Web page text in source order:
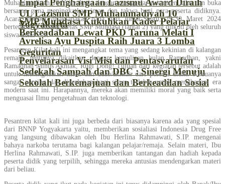
UL Lazismu SMP Muhammadiyah 10
Yogyakarta
SMP Muhdasa Kukuhkan Kader Pelajar
Berkeadaban Lewat PKD Taruna Melati I
Avrelisa Ayu Puspita Raih Juara 3 Lomba
Geguritan
Penyelarasan Visi Misi dan Pentasyarufan
Sedekah Sampah dan DBC : Sinergi Menuju
Sekolah Berkemajuan dan Berkeadilan Sosial
Muhammadiyah 10 Yogyakarta dengan menggelar pesantren kilat dan buka
bersama guna meningkatkan iman dan takwa bagi para peserta didiknya.
Acara tersebut dilaksanakan pada hari Jumat-Sabtu, 29-30 Maret 2024
bertempat di Ruang Kelas SMP Muhdasa (lantai 2) yang diikuti oleh seluruh
siswa kelas 7-9.
Pesantren Kilat kali ini mengangkat tema yang sedang kekinian di kalangan
remaja, tentunya dikaitkan dengan kemuliaan bulan Ramadhan, yakni
Ramadhan Minus Akhlak, Rugi Dong! Tujuan dari kegiatan tersebut adalah
untuk meningkatkan iman dan adab/akhlak dari peserta didik. Keduanya
sangat penting dan diperlukan bagi siswa terlebih untuk menghadapi era
modern saat ini. Harapannya, mereka akan memiliki moral yang baik serta
menguasai Ilmu pengetahuan dan teknologi.
Pesantren kilat kali ini juga berbeda dari biasanya karena ada yang spesial
dari BNNP Yogyakarta yaitu, memberikan sosialiasi Indonesia Drug Free
yang langsung dibawakan oleh Ibu Herlina Rahmawati, S.IP. mengenai
bahaya narkoba terutama bagi kalangan pelajar/remaja. Selain materi, Ibu
Herlina Rahmawati, S.IP. juga memberikan tantangan dan hadiah kepada
peserta didik yang terpilih, sehingga mereka antusias mendengarkan materi
dari beliau.